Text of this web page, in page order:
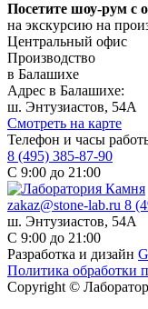
Посетите шоу-рум с
на экскурсию на
Центральный офис
Производство
в Балашихе
Адрес в Балашихе:
ш. Энтузиастов, 54А
Смотреть на карте
Телефон и часы
8 (495) 385-87-90
С 9:00 до 21:00
zakaz@stone-lab.ru 8
ш. Энтузиастов, 54А
С 9:00 до 21:00
Разработка и дизайн
Политика обработки
Copyright ©